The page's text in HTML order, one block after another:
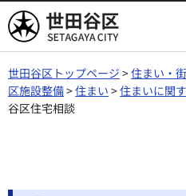
世田谷区
世田谷区トップページ >住まい・
区施設整備>住まい >住まいに関
谷区住宅相談